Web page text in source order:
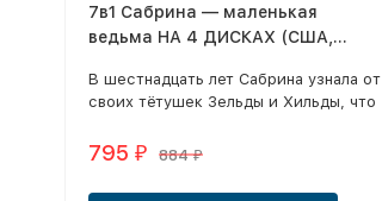
7в1 Сабрина — маленькая
ведьма НА 4 ДИСКАХ (США,
сезонов, 163 серии)
В шестнадцать лет Сабрина узнала от
своих тётушек Зельды и Хильды, что
795 ₽ 884₽